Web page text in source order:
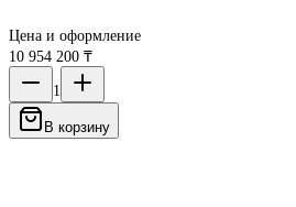
Цена и оформление
10 954 200 ₸
1
В корзину